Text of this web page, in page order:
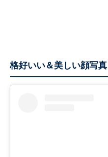
格好いい＆美しい顔写真